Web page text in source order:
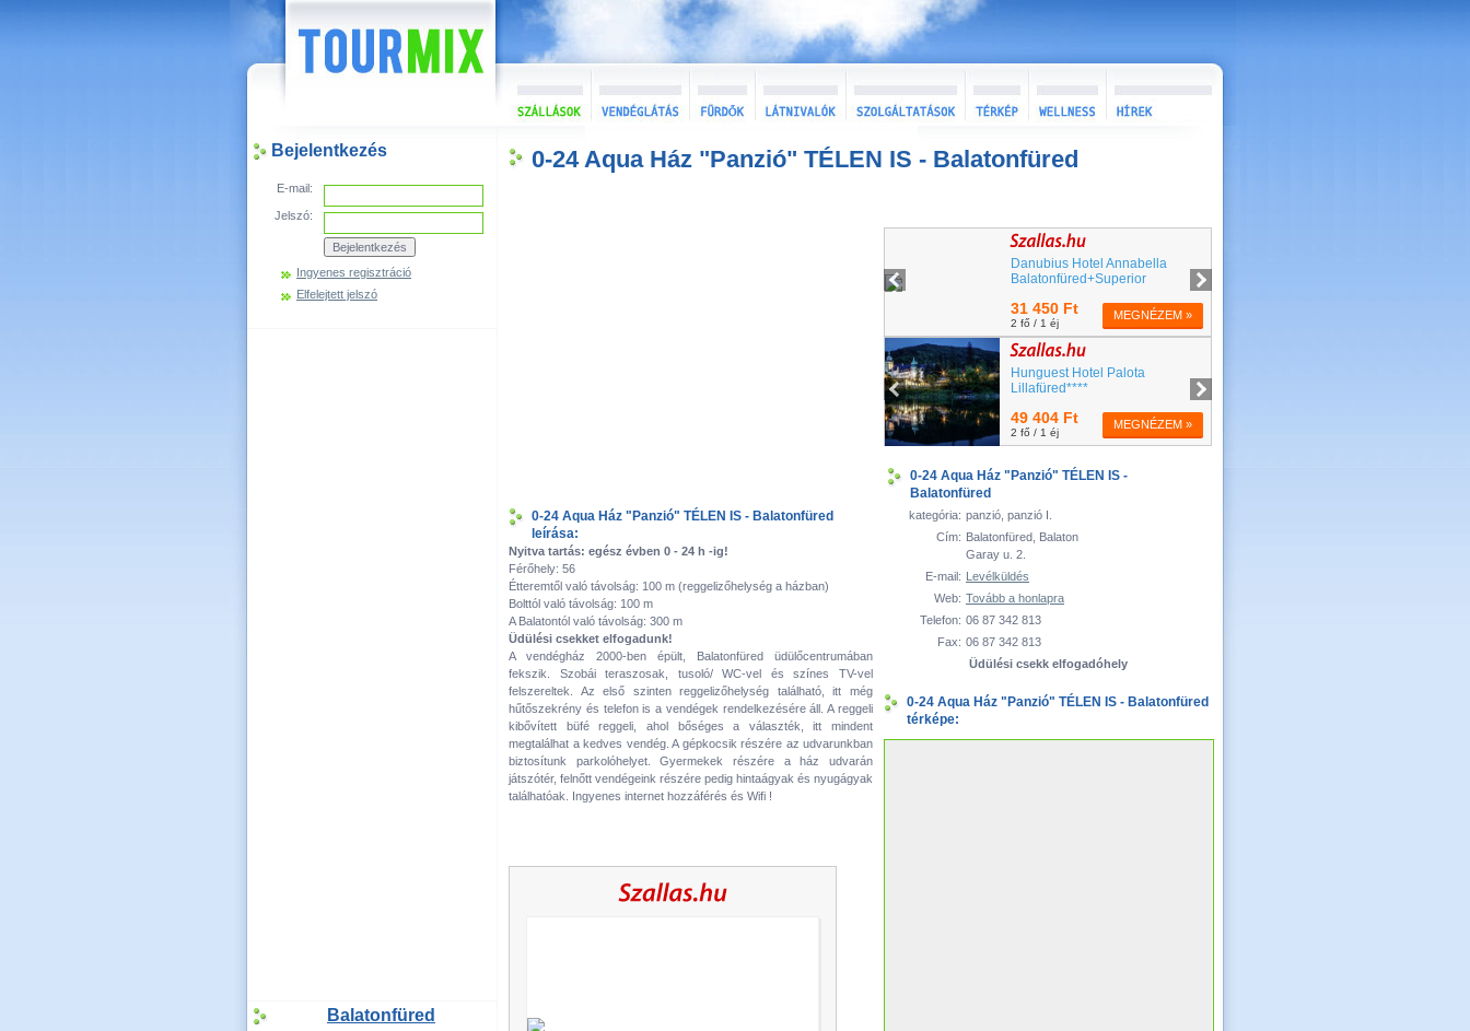
Bejelentkezés
E-mail:
Jelszó:
Ingyenes regisztráció
Elfelejtett jelszó
Balatonfüred
0-24 Aqua Ház "Panzió" TÉLEN IS - Balatonfüred
0-24 Aqua Ház "Panzió" TÉLEN IS -
Balatonfüred
kategória: panzió, panzió I.
Cím: Balatonfüred, Balaton
Garay u. 2.
E-mail: Levélküldés
Web: Tovább a honlapra
Telefon: 06 87 342 813
Fax: 06 87 342 813
Üdülési csekk elfogadóhely
0-24 Aqua Ház "Panzió" TÉLEN IS - Balatonfüred
térképe:
0-24 Aqua Ház "Panzió" TÉLEN IS - Balatonfüred
leírása:
Nyitva tartás: egész évben 0 - 24 h -ig!
Férőhely: 56
Étteremtől való távolság: 100 m (reggelizőhelység a házban)
Bolttól való távolság: 100 m
A Balatontól való távolság: 300 m
Üdülési csekket elfogadunk!
A vendégház 2000-ben épült, Balatonfüred üdülőcentrumában
fekszik. Szobái teraszosak, tusoló/ WC-vel és színes TV-vel
felszereltek. Az első szinten reggelizőhelység található, itt még
hűtőszekrény és telefon is a vendégek rendelkezésére áll. A reggeli
kibővített büfé reggeli, ahol bőséges a választék, itt mindent
megtalálhat a kedves vendég. A gépkocsik részére az udvarunkban
biztosítunk parkolóhelyet. Gyermekek részére a ház udvarán
játszótér, felnőtt vendégeink részére pedig hintaágyak és nyugágyak
találhatóak. Ingyenes internet hozzáférés és Wifi !